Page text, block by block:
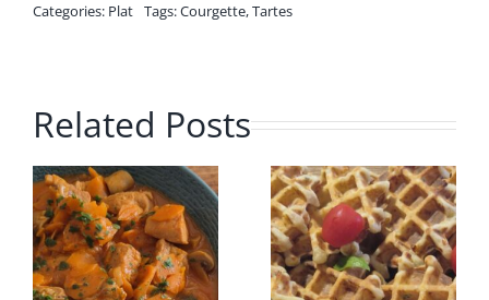
Categories: Plat Tags:Courgette,Tartes
Related Posts